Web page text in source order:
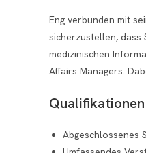
Eng verbunden mit
sicherzustellen, dass
medizinischen
Affairs Managers.
Abgeschlossenes